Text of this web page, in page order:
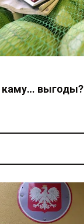
каму… выгоды?